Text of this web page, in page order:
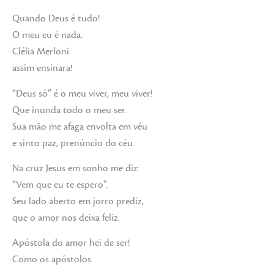
Quando Deus é tudo!
O meu eu é nada.
Clélia Merloni
assim ensinara!
“Deus só” é o meu viver, meu viver!
Que inunda todo o meu ser.
Sua mão me afaga envolta em véu
e sinto paz, prenúncio do céu.
Na cruz Jesus em sonho me diz:
“Vem que eu te espero”.
Seu lado aberto em jorro prediz,
que o amor nos deixa feliz.
Apóstola do amor hei de ser!
Como os apóstolos.